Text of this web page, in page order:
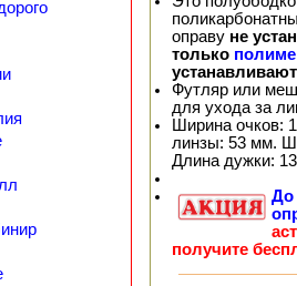
оправу не
только
Футляр или
для ухода за
Ширина очков:
линзы: 53 мм.
Длина дужки:
До
получите